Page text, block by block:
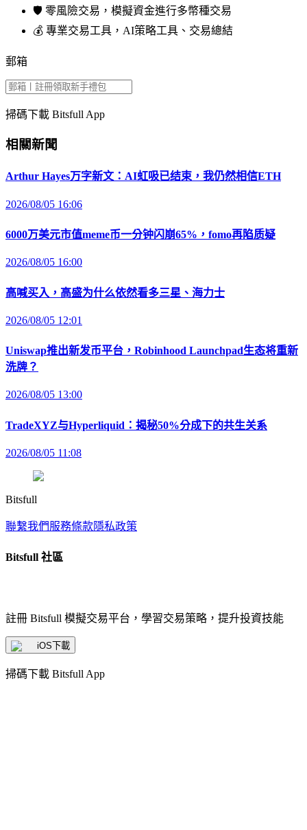
🛡️ 零風險交易，模擬資金進行多幣種交易
💰 專業交易工具，AI策略工具、交易總結
郵箱
掃碼下載 Bitsfull App
相關新聞
Arthur Hayes万字新文：AI虹吸已结束，我仍然相信ETH
2026/08/05 16:06
6000万美元市值meme币一分钟闪崩65%，fomo再陷质疑
2026/08/05 16:00
高喊买入，高盛为什么依然看多三星、海力士
2026/08/05 12:01
Uniswap推出新发币平台，Robinhood Launchpad生态将重新
洗牌？
2026/08/05 13:00
TradeXYZ与Hyperliquid：揭秘50%分成下的共生关系
2026/08/05 11:08
Bitsfull
聯繫我們服務條款隱私政策
Bitsfull 社區
註冊 Bitsfull 模擬交易平台，學習交易策略，提升投資技能
iOS下載
掃碼下載 Bitsfull App